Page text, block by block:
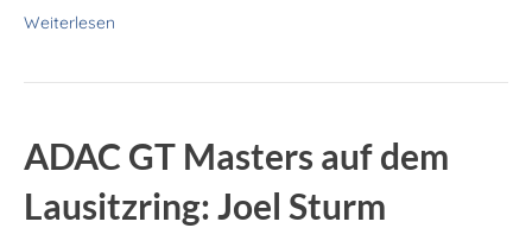
Weiterlesen
ADAC GT Masters auf dem
Lausitz­ring: Joel Sturm